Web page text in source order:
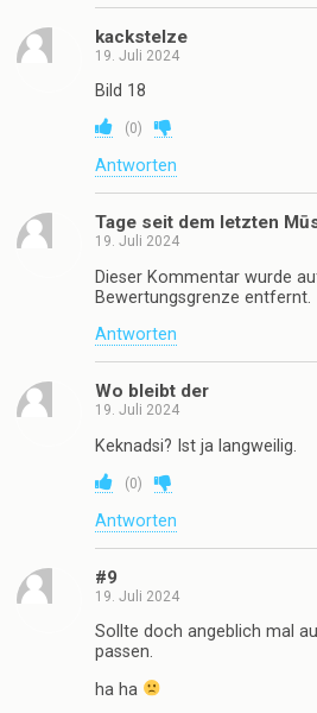
kackstelze
19. Juli 2024
Bild 18
(0)
Antworten
Tage seit dem letzten
19. Juli 2024
Dieser Kommentar wurde
Bewertungsgrenze entfernt.
Antworten
Wo bleibt der
19. Juli 2024
Keknadsi? Ist ja langweilig.
(0)
Antworten
#9
19. Juli 2024
Sollte doch angeblich mal
passen.
ha ha